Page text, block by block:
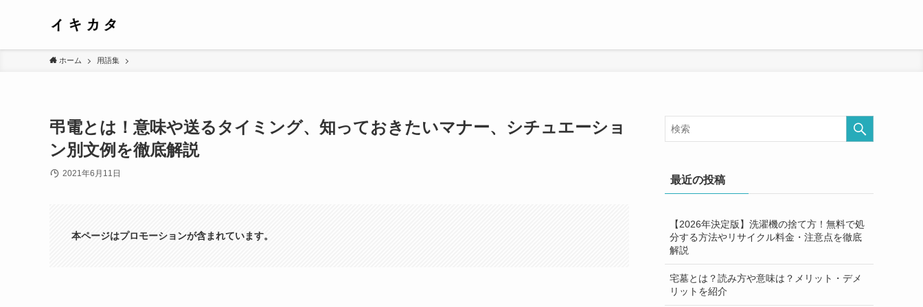
ホーム 用語集
弔電とは！意味や送るタイミング、知っておきたいマナー、シチュエーショ
ン別文例を徹底解説
2021年6月11日
本ページはプロモーションが含まれています。
最近の投稿
【2026年決定版】洗濯機の捨て方！無料で処
分する方法やリサイクル料金・注意点を徹底
解説
宅墓とは？読み方や意味は？メリット・デメ
リットを紹介